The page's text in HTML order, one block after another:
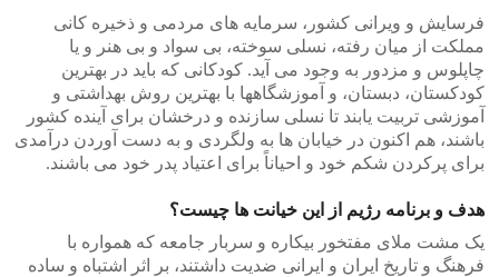
فرسایش و ویرانی کشور، سرمایه های مردمی و ذخیره کانی
مملکت از میان رفته، نسلی سوخته، بی سواد و بی هنر و یا
چاپلوس و مزدور به وجود می آید. کودکانی که باید در بهترین
کودکستان، دبستان، و آموزشگاهها با بهترین روش بهداشتی و
آموزشی تربیت یابند تا نسلی سازنده و درخشان برای آینده کشور
باشند، هم اکنون در خیابان ها به ولگردی و به دست آوردن درآمدی
برای پرکردن شکم خود و احیاناً برای اعتیاد پدر خود می باشند.
هدف و برنامه رژیم از این خیانت ها چیست؟
یک مشت ملای مفتخور بیکاره و سربار جامعه که همواره با
فرهنگ و تاریخ ایران و ایرانی ضدیت داشتند، بر اثر اشتباه و ساده